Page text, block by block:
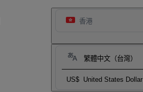
香港
繁體中文（台灣）
US$ United States Dollar